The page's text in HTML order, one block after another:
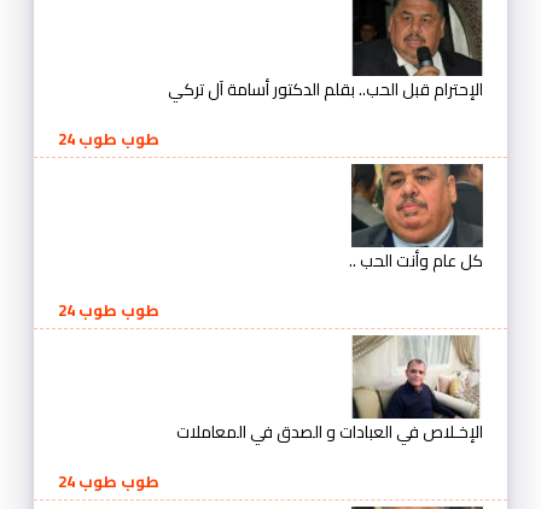
الإحترام قبل الحب.. بقلم الدكتور أسامة آل تركي
طوب طوب 24
كل عام وأنت الحب ..
طوب طوب 24
الإخـلاص في العبادات و الصدق في المعاملات
طوب طوب 24